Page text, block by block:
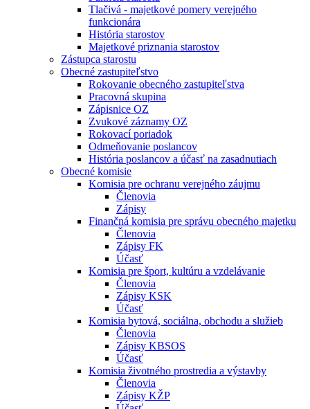
Tlačivá - majetkové pomery verejného
funkcionára
História starostov
Majetkové priznania starostov
Zástupca starostu
Obecné zastupiteľstvo
Rokovanie obecného zastupiteľstva
Pracovná skupina
Zápisnice OZ
Zvukové záznamy OZ
Rokovací poriadok
Odmeňovanie poslancov
História poslancov a účasť na zasadnutiach
Obecné komisie
Komisia pre ochranu verejného záujmu
Členovia
Zápisy
Finančná komisia pre správu obecného majetku
Členovia
Zápisy FK
Účasť
Komisia pre šport, kultúru a vzdelávanie
Členovia
Zápisy KSK
Účasť
Komisia bytová, sociálna, obchodu a služieb
Členovia
Zápisy KBSOS
Účasť
Komisia životného prostredia a výstavby
Členovia
Zápisy KŽP